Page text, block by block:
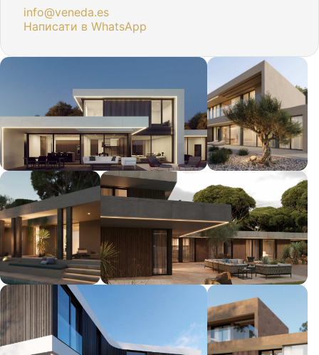
info@veneda.es
Написати в WhatsApp